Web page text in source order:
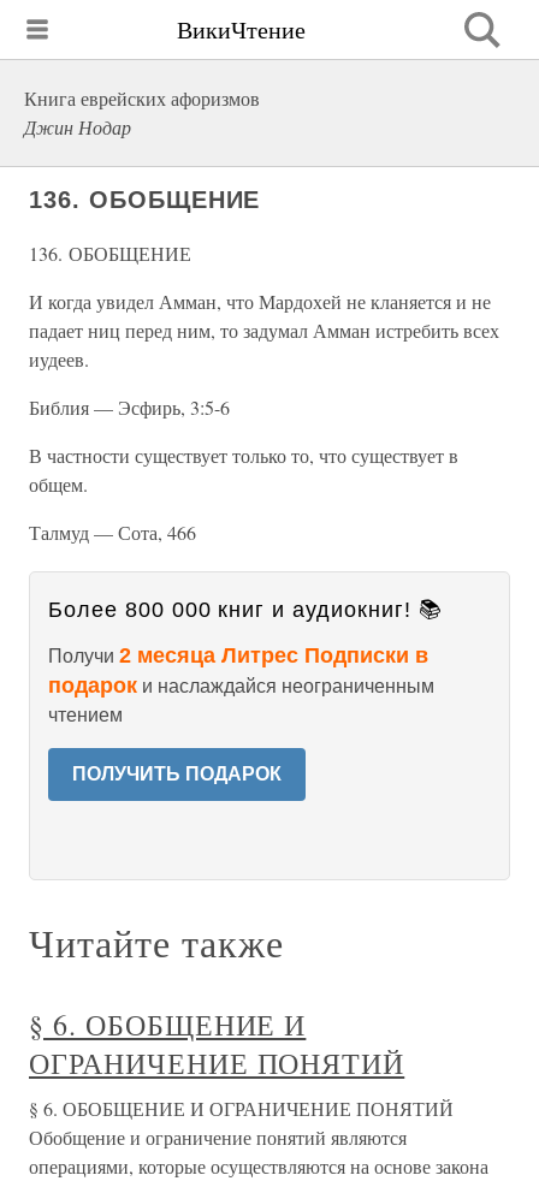
ВикиЧтение
Книга еврейских афоризмов
Джин Нодар
136. ОБОБЩЕНИЕ
136. ОБОБЩЕНИЕ
И когда увидел Амман, что Мардохей не кланяется и не
падает ниц перед ним, то задумал Амман истребить всех
иудеев.
Библия — Эсфирь, 3:5-6
В частности существует только то, что существует в
общем.
Талмуд — Сота, 466
Более 800 000 книг и аудиокниг! 📚
Получи 2 месяца Литрес Подписки в
подарок и наслаждайся неограниченным
чтением
ПОЛУЧИТЬ ПОДАРОК
Читайте также
§ 6. ОБОБЩЕНИЕ И
ОГРАНИЧЕНИЕ ПОНЯТИЙ
§ 6. ОБОБЩЕНИЕ И ОГРАНИЧЕНИЕ ПОНЯТИЙ
Обобщение и ограничение понятий являются
операциями, которые осуществляются на основе закона